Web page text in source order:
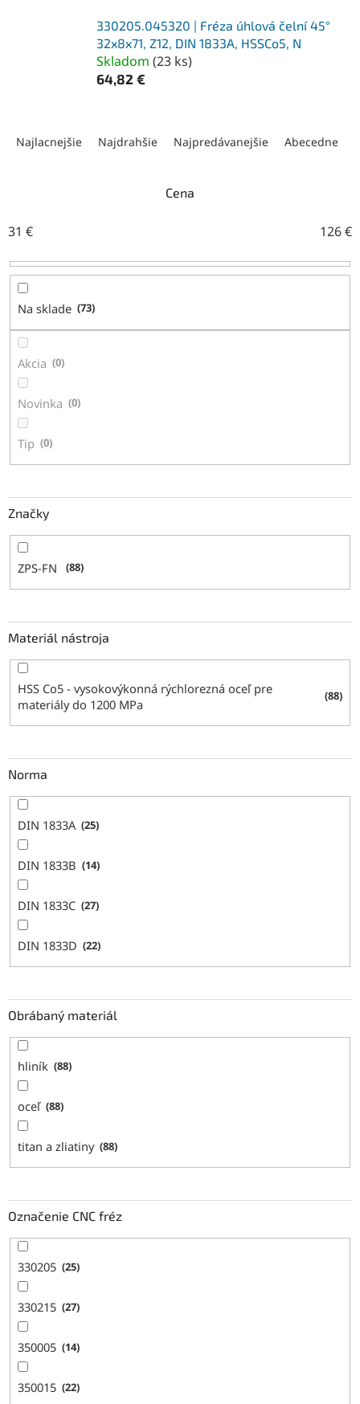
330205.045320 | Fréza úhlová čelní 45°
32x8x71, Z12, DIN 1833A, HSSCo5, N
Skladom (23 ks)
64,82 €
e
r
o
k
Najlacnejšie Najdrahšie Najpredávanejšie Abecedne
Cena
31 € 126€
Na sklade 73
Akcia 0
Novinka 0
Tip 0
Značky
ZPS-FN 88
Materiál nástroja
HSS Co5 - vysokovýkonná rýchlorezná oceľ pre
materiály do 1200 MPa
88
Norma
DIN 1833A 25
DIN 1833B 14
DIN 1833C 27
DIN 1833D 22
Obrábaný materiál
hliník 88
oceľ 88
titan a zliatiny 88
Označenie CNC fréz
330205 25
330215 27
350005 14
350015 22